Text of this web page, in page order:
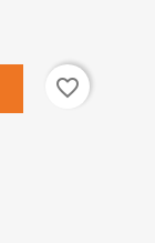
favorite_border